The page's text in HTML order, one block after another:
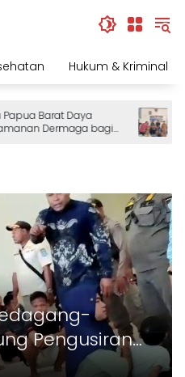
Hukum & Kriminal
Barat Daya
Dermaga bagi
Pengusiran